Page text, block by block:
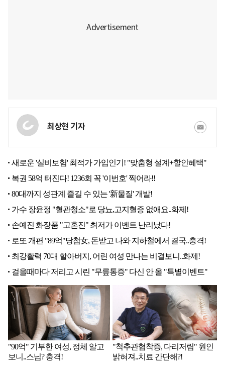
최상현 기자